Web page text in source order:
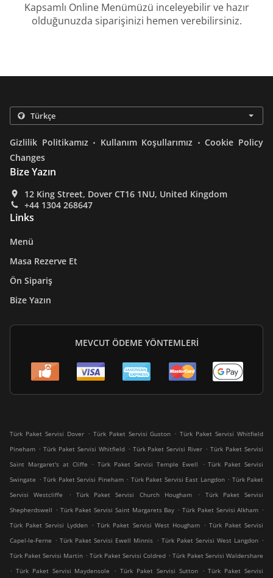
Kapsamlı Online Menümüzü inceleyebilir ve hazır
olduğunuzda siparişinizi hemen verebilirsiniz.
Gizlilik Politikamız . Kullanım Koşullarımız . Cookie Policy
Changes
Bize Yazın
12 King Street, Dover CT16 1NU, United Kingdom
+44 1304 268647
Links
Menü
Masa Rezerve Et
Ön Sipariş
Bize Yazın
MEVCUT ÖDEME YÖNTEMLERI
Türk Paket Servisi Dover . Türk Paket Servisi Guston . Türk Paket Servisi Whitfield
Pineham . Türk Paket Servisi Whitfield . Türk Paket Servisi River . Türk Paket Servisi
Saint Margaret's at Cliffe
. Türk Paket Servisi Temple Ewell . Türk Paket Servisi
Swingate . Türk Paket Servisi Pineham . Türk Paket Servisi East Langdon . Türk Paket
Servisi Westcliffe
. Türk Paket Servisi Church Hougham .
Türk Paket Servisi
Shepherdswell . Türk Paket Servisi Saint Margarets Bay . Türk Paket Servisi Alkham .
Türk Paket Servisi Lydden . Türk Paket Servisi West Hougham . Türk Paket Servisi
Capel-le-Ferne . Türk Paket Servisi Ewell Minnis . Türk Paket Servisi West Langdon .
Türk Paket Servisi Martin . Türk Paket Servisi Coldred . Türk Paket Servisi Waldershare
. Türk Paket Servisi Maydensole . Türk Paket Servisi Sutton . Türk Paket Servisi